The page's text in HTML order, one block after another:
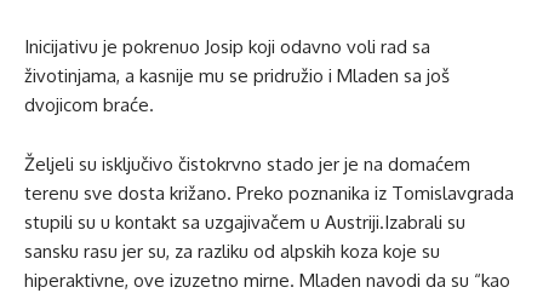
Inicijativu je pokrenuo Josip koji odavno voli rad sa
životinjama, a kasnije mu se pridružio i Mladen sa još
dvojicom braće.
Željeli su isključivo čistokrvno stado jer je na domaćem
terenu sve dosta križano. Preko poznanika iz Tomislavgrada
stupili su u kontakt sa uzgajivačem u Austriji.Izabrali su
sansku rasu jer su, za razliku od alpskih koza koje su
hiperaktivne, ove izuzetno mirne. Mladen navodi da su “kao